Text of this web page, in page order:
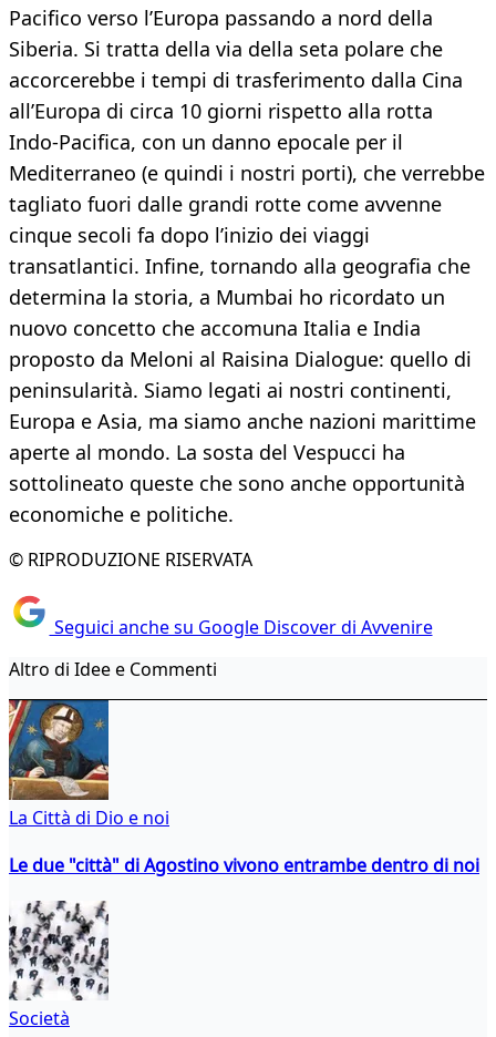
Pacifico verso l’Europa passando a nord della
Siberia. Si tratta della via della seta polare che
accorcerebbe i tempi di trasferimento dalla Cina
all’Europa di circa 10 giorni rispetto alla rotta
Indo-Pacifica, con un danno epocale per il
Mediterraneo (e quindi i nostri porti), che verrebbe
tagliato fuori dalle grandi rotte come avvenne
cinque secoli fa dopo l’inizio dei viaggi
transatlantici. Infine, tornando alla geografia che
determina la storia, a Mumbai ho ricordato un
nuovo concetto che accomuna Italia e India
proposto da Meloni al Raisina Dialogue: quello di
peninsularità. Siamo legati ai nostri continenti,
Europa e Asia, ma siamo anche nazioni marittime
aperte al mondo. La sosta del Vespucci ha
sottolineato queste che sono anche opportunità
economiche e politiche.
© RIPRODUZIONE RISERVATA
Seguici anche su Google Discover di Avvenire
Altro di Idee e Commenti
La Città di Dio e noi
Le due "città" di Agostino vivono entrambe dentro di noi
Società